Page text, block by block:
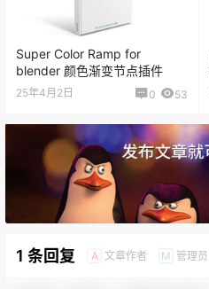
Super Color Ramp for
blender 颜色渐变节点插件
25年4月2日 0 53
1 条回复 A 文章作者 M 管理员